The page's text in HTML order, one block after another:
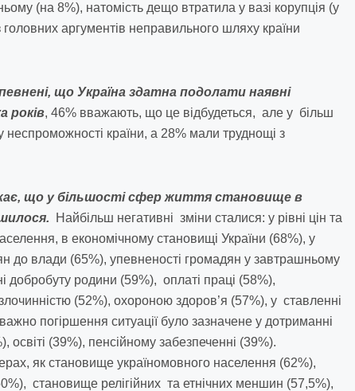
(на 8%), натомість дещо втратила у вазі корупція (у
аргументів неправильного шляху країни
що Україна здатна подолати наявні
років, 46% вважають, що це відбудеться, але у більш
країни, а 28% мали труднощі з
що у більшості сфер життя становище в
Найбільш негативні зміни сталися: у рівні цін та
в економічному становищі України (68%), у
до влади (65%), упевненості громадян у завтрашньому
добробуту родини (59%), оплаті праці (58%),
(52%), охороною здоров’я (57%), у ставленні
погіршення ситуації було зазначене у дотриманні
(39%), пенсійному забезпеченні (39%).
як становище україномовного населення (62%),
становище релігійних та етнічних меншин (57,5%),